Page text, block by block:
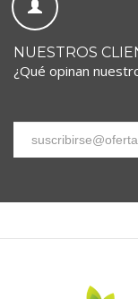
NUESTROS
¿Qué opinan